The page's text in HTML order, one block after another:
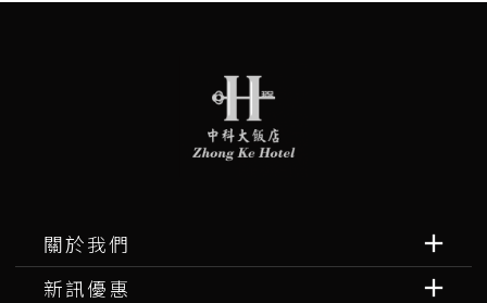
關於我們
新訊優惠